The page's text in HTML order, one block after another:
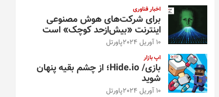
اخبار فناوری
برای شرکت‌های هوش مصنوعی
اینترنت «بیش‌از‌حد کوچک» است
10 آوریل 2024 پاورتل
اپ بازار
بازی/ Hide.io؛ از چشم بقیه پنهان
شوید
10 آوریل 2024 پاورتل